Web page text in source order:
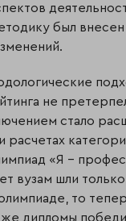
был
не
стало
расчетах
«Я –
вузам шли
то
дипломы